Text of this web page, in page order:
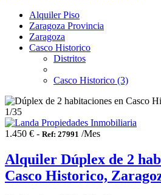
Alquiler Piso
Zaragoza Provincia
Zaragoza
Casco Historico
Distritos
Casco Historico (3)
1/35
1.450 € - Ref: 27991 /Mes
Alquiler Dúplex de 2
Casco Historico,